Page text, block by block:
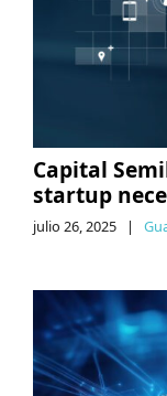
Capital
startup
julio 26, 2025 |